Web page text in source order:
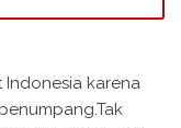
karena